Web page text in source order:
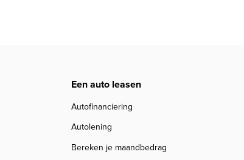
Een auto leasen
Autofinanciering
Autolening
Bereken je maandbedrag